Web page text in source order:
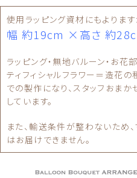
使用ラッピング資材にもよります
幅 約19cm ×高さ 約
ラッピング・無地バルーン・お花
ティフィシャルフラワー＝造花
での製作になり、スタッフおまか
しています。
また、輸送条件が整わないため
はお届けできません。